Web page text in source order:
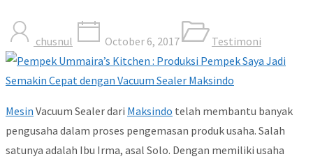
chusnul October 6, 2017 Testimoni
Mesin Vacuum Sealer dari Maksindo telah membantu banyak
pengusaha dalam proses pengemasan produk usaha. Salah
satunya adalah Ibu Irma, asal Solo. Dengan memiliki usaha